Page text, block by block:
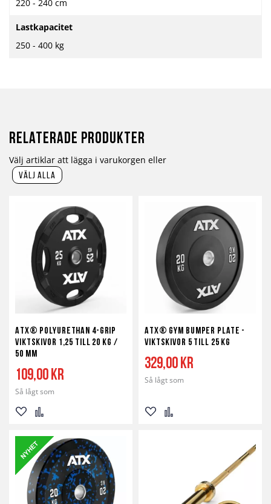
220 - 240 cm
Lastkapacitet
250 - 400 kg
Relaterade produkter
Välj artiklar att lägga i varukorgen eller
välj alla
ATX® Polyurethan 4-Grip
Viktskivor 1,25 till 20 kg /
50 mm
Så lågt som
109,00 kr
Lägg
till
i
önskelista
Lägg
till
i
jämför
ATX® Gym Bumper Plate -
Viktskivor 5 till 25 kg
Så lågt som
329,00 kr
Lägg Lägg